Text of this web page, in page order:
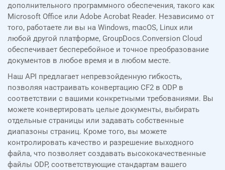
дополнительного программного обеспечения, такого как
Microsoft Office или Adobe Acrobat Reader. Независимо от
того, работаете ли вы на Windows, macOS, Linux или
любой другой платформе, GroupDocs.Conversion Cloud
обеспечивает бесперебойное и точное преобразование
документов в любое время и в любом месте.
Наш API предлагает непревзойденную гибкость,
позволяя настраивать конвертацию CF2 в ODP в
соответствии с вашими конкретными требованиями. Вы
можете конвертировать целые документы, выбирать
отдельные страницы или задавать собственные
диапазоны страниц. Кроме того, вы можете
контролировать качество и разрешение выходного
файла, что позволяет создавать высококачественные
файлы ODP, соответствующие стандартам вашего